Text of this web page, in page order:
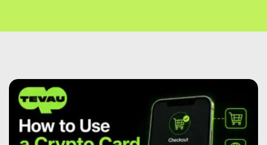
Perguntas Frequentes
Notícias